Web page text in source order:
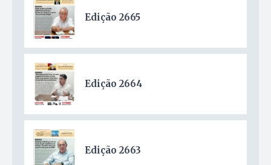
Edição 2665
Edição 2664
Edição 2663